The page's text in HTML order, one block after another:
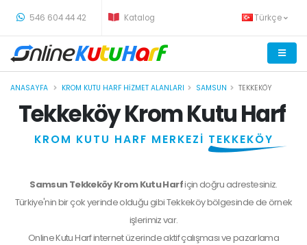
546 604 44 42 Katalog Türkçe
ANASAYFA KROM KUTU HARF HIZMET ALANLARI SAMSUN TEKKEKÖY
Tekkeköy Krom Kutu Harf
KROM KUTU HARF MERKEZİ TEKKEKÖY
Samsun Tekkeköy Krom Kutu Harfiçin doğru adrestesiniz.
Türkiye'nin bir çok yerinde olduğu gibi Tekkeköy bölgesinde de örnek
işlerimiz var.
Online Kutu Harf internet üzerinde aktif çalışması ve pazarlama